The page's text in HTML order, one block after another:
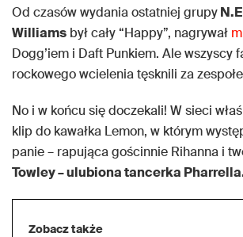
Od czasów wydania ostatniej grupy
Williams był cały “Happy”, nagrywał
Dogg’iem i Daft Punkiem. Ale wszyscy
rockowego wcielenia tęsknili za
No i w końcu się doczekali! W sieci
klip do kawałka Lemon, w którym
panie – rapująca gościnnie Rihanna i
Towley – ulubiona tancerka
Zobacz także